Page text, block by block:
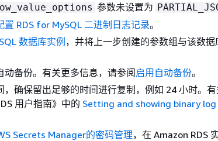
参数未设置为
置 RDS for MySQL 二进制日志记录。
数据库实例，并将上一步创建的参数组与该数据
动备份。有关更多信息，请参阅启用自动备份。
，确保留出足够的时间进行复制，例如 24 小时。
用户指南》 中的 Setting and showing binary log
Secrets Manager的密码管理，在 Amazon RDS